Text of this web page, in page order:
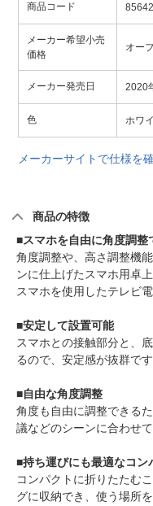
商品コード
メーカー希望小売
価格
オー
メーカー発売日 2020
色 ホワ
メーカーサイトで仕様を
商品の特徴
■スマホを自由に角度調整
角度調整や、高さ調整機
ンに仕上げたスマホ用卓
スマホを使用したテレビ
■安定して設置可能
スマホとの接触部分と、
るので、安定感が抜群です
■自由な角度調整
角度も自由に調整できる
議などのシーンに合わせ
■持ち運びにも最適なコン
コンパクトに折りたたむ
グに収納でき、使う場所